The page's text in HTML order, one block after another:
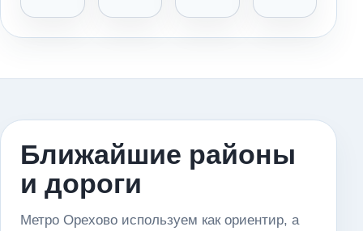
Ближайшие районы
и дороги
Метро Орехово используем как ориентир, а